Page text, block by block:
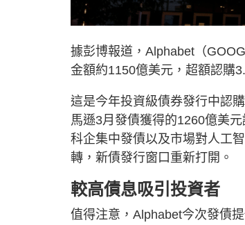
據彭博報道，Alphabet（
金額約1150億美元，超額認購
這是今年投資級債券發行中認
馬遜3月發債獲得的1260億美
科企集中發債以及市場對人工
轉，新債發行窗口重新打開。
較高債息吸引投資者
值得注意，Alphabet今次發債